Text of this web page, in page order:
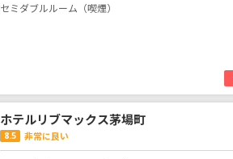
セミダブルルーム（喫煙）
ホテルリブマックス茅場町
8.5 非常に良い